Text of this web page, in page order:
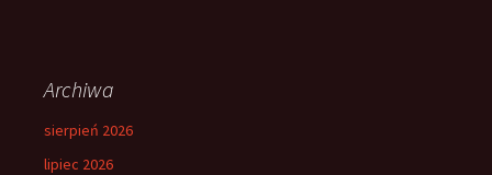
Archiwa
sierpień 2026
lipiec 2026